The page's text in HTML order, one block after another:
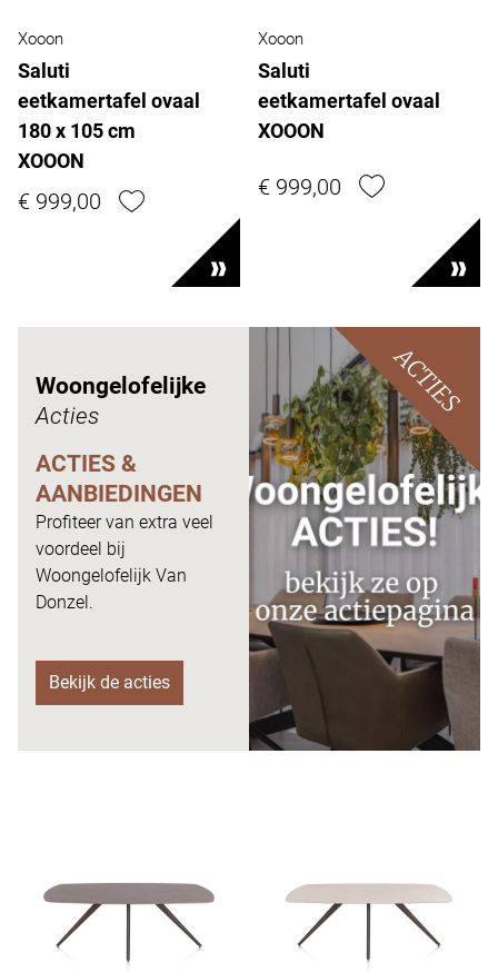
Xooon
Saluti
eetkamertafel ovaal
180 x 105 cm
XOOON
€ 999,00
Xooon
Saluti
eetkamertafel ovaal
XOOON
€ 999,00
Woongelofelijke
Acties
ACTIES &
AANBIEDINGEN
Profiteer van extra veel
voordeel bij
Woongelofelijk Van
Donzel.
Bekijk de acties
ACTIES